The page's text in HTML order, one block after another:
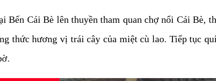
Bến Cái Bè lên thuyền tham quan chợ nổi Cái Bè,
thức hương vị trái cây của miệt cù lao. Tiếp tục